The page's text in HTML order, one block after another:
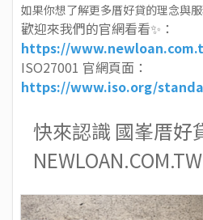
如果你想了解更多厝好貸的理念與服
歡迎來我們的官網看看✨：
https://
ISO27001 官網頁面：
https://www.iso.org/
快來認識 國峯厝好
NEWLOAN.COM.TW